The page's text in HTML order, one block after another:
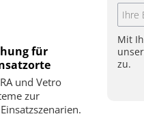
für
und Vetro
zur
Mit
zu.